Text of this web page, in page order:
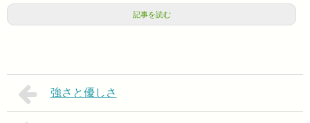
記事を読む
強さと優しさ